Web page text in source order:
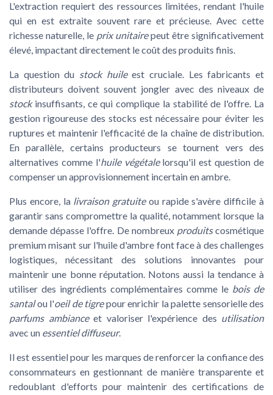
L'extraction requiert des ressources limitées, rendant l'huile
qui en est extraite souvent rare et précieuse. Avec cette
richesse naturelle, le prix unitairepeut être significativement
élevé, impactant directement le coût des produits finis.
La question du stock huileest cruciale. Les fabricants et
distributeurs doivent souvent jongler avec des niveaux de
stockinsuffisants, ce qui complique la stabilité de l'offre. La
gestion rigoureuse des stocks est nécessaire pour éviter les
ruptures et maintenir l'efficacité de la chaîne de distribution.
En parallèle, certains producteurs se tournent vers des
alternatives comme l'huile végétalelorsqu'il est question de
compenser un approvisionnement incertain en ambre.
Plus encore, la livraison gratuiteou rapide s'avère difficile à
garantir sans compromettre la qualité, notamment lorsque la
demande dépasse l'offre. De nombreux produitscosmétique
premium misant sur l'huile d'ambre font face à des challenges
logistiques, nécessitant des solutions innovantes pour
maintenir une bonne réputation. Notons aussi la tendance à
utiliser des ingrédients complémentaires comme le bois de
santalou l'oeil de tigrepour enrichir la palette sensorielle des
parfums ambianceet valoriser l'expérience des utilisation
avec un essentiel diffuseur.
Il est essentiel pour les marques de renforcer la confiance des
consommateurs en gestionnant de manière transparente et
redoublant d'efforts pour maintenir des certifications de